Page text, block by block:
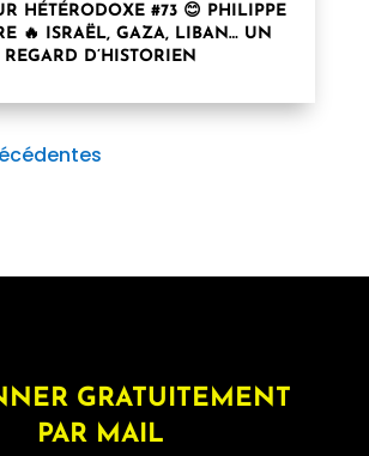
HÉTÉRODOXE #73 😊 PHILIPPE
🔥 ISRAËL, GAZA, LIBAN… UN
REGARD D’HISTORIEN
GRATUITEMENT
PAR MAIL